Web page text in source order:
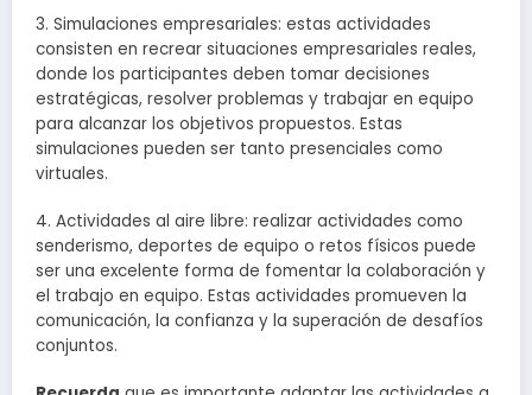
3. Simulaciones empresariales: estas actividades
consisten en recrear situaciones empresariales reales,
donde los participantes deben tomar decisiones
estratégicas, resolver problemas y trabajar en equipo
para alcanzar los objetivos propuestos. Estas
simulaciones pueden ser tanto presenciales como
virtuales.
4. Actividades al aire libre: realizar actividades como
senderismo, deportes de equipo o retos físicos puede
ser una excelente forma de fomentar la colaboración y
el trabajo en equipo. Estas actividades promueven la
comunicación, la confianza y la superación de desafíos
conjuntos.